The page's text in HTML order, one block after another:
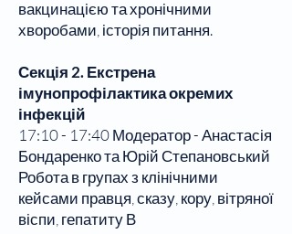
вакцинацією та хронічними
хворобами, історія питання.
Секція 2. Екстрена
імунопрофілактикаокремих
інфекцій
17:10 - 17:40 Модератор - Анастасія
Бондаренко та Юрій Степановський
Робота в групах з клінічними
кейсами правця, сказу, кору, вітряної
віспи, гепатиту В